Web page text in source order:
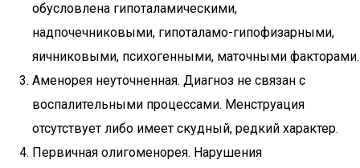
обусловлена гипоталамическими,
надпочечниковыми, гипоталамо-гипофизарными,
яичниковыми, психогенными, маточными факторами.
Аменорея неуточненная. Диагноз не связан с
воспалительными процессами. Менструация
отсутствует либо имеет скудный, редкий характер.
Первичная олигоменорея. Нарушения